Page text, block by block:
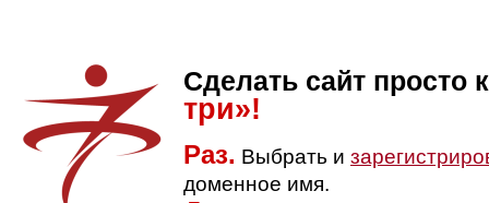
Сделать сайт просто
три»!
Раз. Выбрать и
доменное имя.